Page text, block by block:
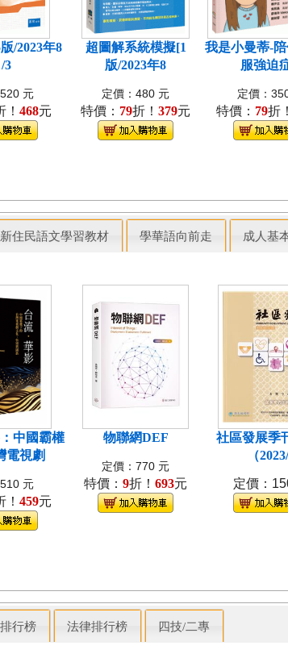
/2023年8
3
元
！ 468元
超圖解系統模擬[1
版/2023年8
定價：480 元
特價： 79折！ 379元
我是小曼蒂-
服強迫
定價：
特價： 79折！
新住民語文學習教材 學華語向前走 成人基
中國霸權
電視劇
元
！ 459元
物聯網DEF
定價：770 元
特價： 9折！ 693元
社區發展季
（
定價：
行榜 法律排行榜 四技/二專